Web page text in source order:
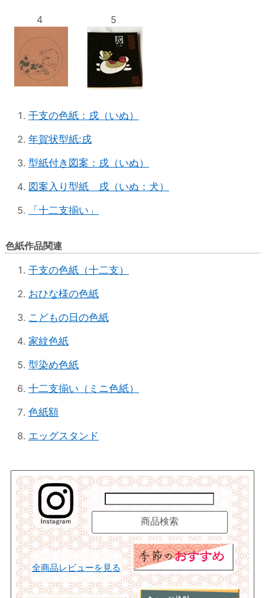
4 5
干支の色紙：戌（いぬ）
年賀状型紙:戌
型紙付き図案：戌（いぬ）
図案入り型紙 戌（いぬ：犬）
「十二支揃い」
色紙作品関連
干支の色紙（十二支）
おひな様の色紙
こどもの日の色紙
家紋色紙
型染め色紙
十二支揃い（ミニ色紙）
色紙額
エッグスタンド
全商品レビューを見る